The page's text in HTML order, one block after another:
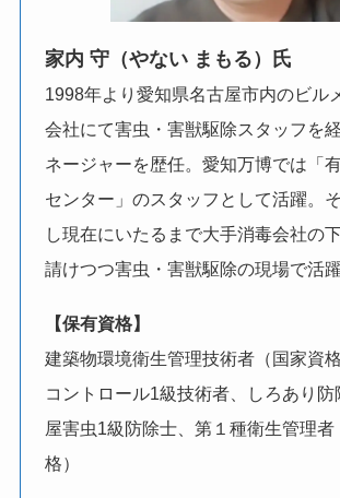
家内 守（やない まもる）氏
1998年より愛知県名古屋市内のビル
会社にて害虫・害獣駆除スタッフを
ネージャーを歴任。愛知万博では「
センター」のスタッフとして活躍。
し現在にいたるまで大手消毒会社の
請けつつ害虫・害獣駆除の現場で活躍
【保有資格】
建築物環境衛生管理技術者（国家資
コントロール1級技術者、しろあり防
屋害虫1級防除士、第１種衛生管理者
格）